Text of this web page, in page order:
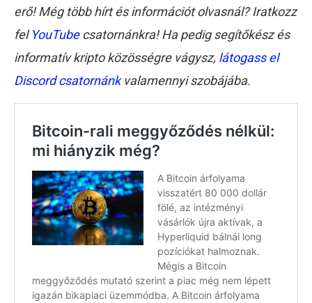
erő! Még több hírt és információt olvasnál? Iratkozz
felYouTubecsatornánkra! Ha pedig segítőkész és
informatív kripto közösségre vágysz, látogass el
Discord csatornánkvalamennyi szobájába.